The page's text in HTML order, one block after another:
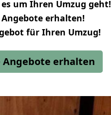
um Ihren Umzug geht!
erhalten!
für Ihren Umzug!
erhalten